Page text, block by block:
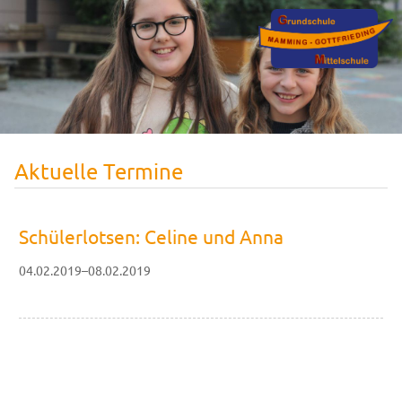
Aktuelle Termine
Schülerlotsen: Celine und Anna
04.02.2019–08.02.2019